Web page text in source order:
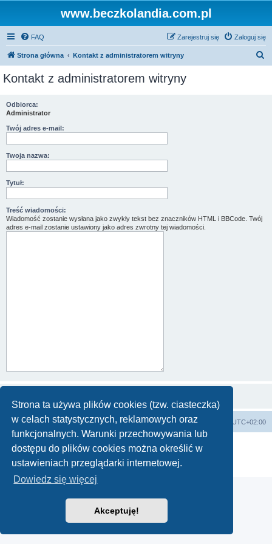
Strona ta używa plików cookies (tzw. ciasteczka)
w celach statystycznych, reklamowych oraz
funkcjonalnych. Warunki przechowywania lub
dostępu do plików cookies można określić w
ustawieniach przeglądarki internetowej.
Dowiedz się więcej
Akceptuję!
www.beczkolandia.com.pl
FAQ Zaloguj się
Zarejestruj się
Strona główna Kontakt z administratorem witryny
Kontakt z administratorem witryny
Odbiorca:
Administrator
Twój adres e-mail:
Twoja nazwa:
Tytuł:
Treść wiadomości:
Wiadomość zostanie wysłana jako zwykły tekst bez znaczników HTML i BBCode. Twój
adres e-mail zostanie ustawiony jako adres zwrotny tej wiadomości.
Strona główna Strefa czasowa UTC+02:00
Technologię dostarczaphpBB
® Forum Software © phpBB Limited
Zasady ochrony danych osobowych|Regulamin